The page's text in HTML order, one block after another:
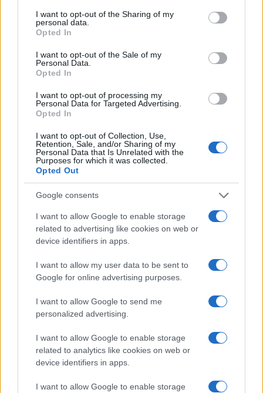
I want to opt-out of the Sharing of my
personal data.
Opted In
I want to opt-out of the Sale of my
Personal Data.
Opted In
I want to opt-out of processing my
Personal Data for Targeted Advertising.
Opted In
I want to opt-out of Collection, Use,
Retention, Sale, and/or Sharing of my
Personal Data that Is Unrelated with the
Purposes for which it was collected.
Opted Out
Google consents
I want to allow Google to enable storage
related to advertising like cookies on web or
device identifiers in apps.
I want to allow my user data to be sent to
Google for online advertising purposes.
I want to allow Google to send me
personalized advertising.
I want to allow Google to enable storage
related to analytics like cookies on web or
device identifiers in apps.
I want to allow Google to enable storage
maggioranza rossogialla è di natura politica,
imputandole il disastro socio-economico che sta
deteriorando l’ossatura produttiva del Paese. Un
governo che sa decidere solo se si tratta di
bloccare il Paese e nel mentre somministra
bonus inefficaci con un’iniqua erogazione a
pioggia, con l’aggravante di aver innescato un
processo di dissipazione delle risorse pubbliche.
Conte ha affidato alle piattaforme social un
comunicato prolisso in cui si sofferma sulla
straordinarietà della situazione che lo ha indotto
ad assumere decisioni irrituali.
Decisioni, prosegue Conte, assunte seguendo il
parere degli scienziati. In verità, il Cts gli suggerì la
chiusura differenziata delle aree geografiche sulla
base degli indicatori epidemiologici, ma Conte agì
diversamente con il
lockdown totale
#GIUSEPPE CONTE
#GOVERNO GIALLOROSSO
SUCCESSIVA